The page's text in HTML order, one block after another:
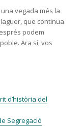
vegada més la
que continua
podem
Ara sí, vos
d’història del
Segregació